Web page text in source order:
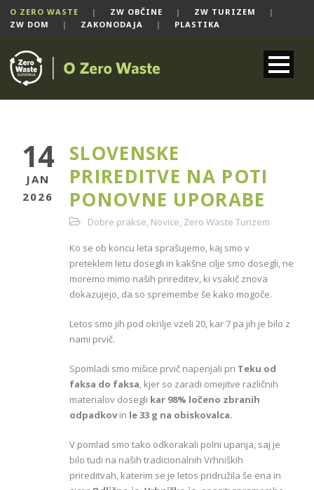
O ZERO WASTE | ZW OBČINE | ZW TURIZEM
|
ZW DOM
| ZAKONODAJA | PLASTIKA
14
JAN
2026
SLOVENSKE
PRIREDITVE NA POTI
PONOVNE UPORABE
Dobre prakse, Novice, Zero Waste Turizem
Ko se ob koncu leta sprašujemo, kaj smo v
preteklem letu dosegli in kakšne cilje smo dosegli, ne
moremo mimo naših prireditev, ki vsakič znova
dokazujejo, da so spremembe še kako mogoče.
Letos smo jih pod okrilje vzeli 20, kar 7 pa jih je bilo z
nami prvič.
Spomladi smo mišice prvič napenjali pri Teku od
faksa do faksa, kjer so zaradi omejitve različnih
materialov dosegli kar 98% ločeno zbranih
odpadkovin le 33 g na obiskovalca.
V pomlad smo tako odkorakali polni upanja, saj je
bilo tudi na naših tradicionalnih Vrhniških
prireditvah, katerim se je letos pridružila še ena in